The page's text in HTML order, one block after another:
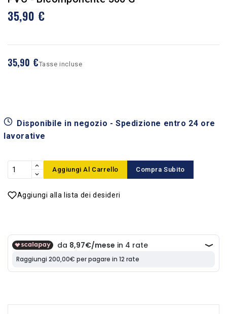
35,90 €
35,90 €Tasse incluse
Disponibile in negozio - Spedizione entro 24 ore
lavorative
Aggiungi Al Carrello Compra Subito
Aggiungi alla lista dei desideri